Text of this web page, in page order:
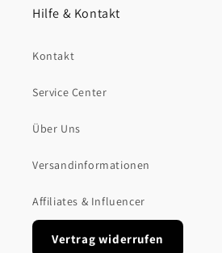
Hilfe & Kontakt
Kontakt
Service Center
Über Uns
Versandinformationen
Affiliates & Influencer
Vertrag widerrufen